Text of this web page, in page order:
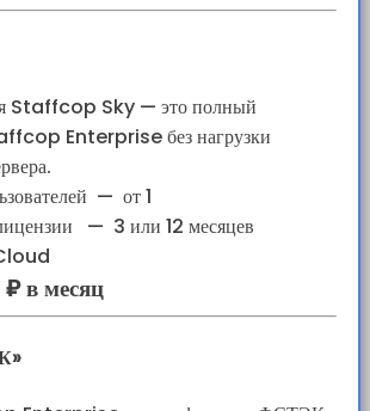
Staffcop Sky — это полный
Enterprise без нагрузки
— от 1
— 3 или 12 месяцев
в месяц